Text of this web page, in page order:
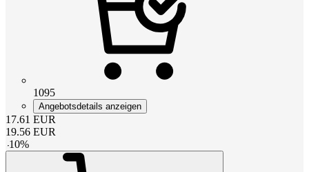
1095
Angebotsdetails anzeigen
17.61 EUR
19.56 EUR
-10%